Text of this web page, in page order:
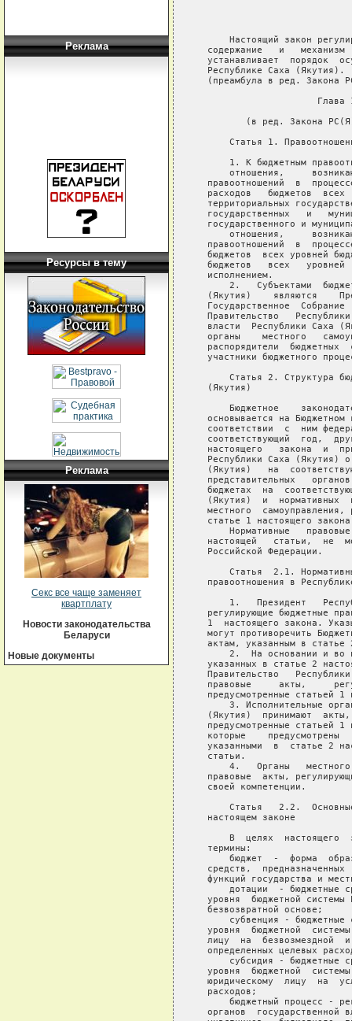
Реклама
Ресурсы в тему
Реклама
Секс все чаще заменяет
квартплату
Новости законодательства
Беларуси
Новые документы